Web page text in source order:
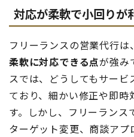
対応が柔軟で小回りが
フリーランスの営業代行は
柔軟に対応できる点が強み
スでは、どうしてもサー
ており、細かい修正や即時
す。しかし、フリーランス
ターゲット変更、商談ア